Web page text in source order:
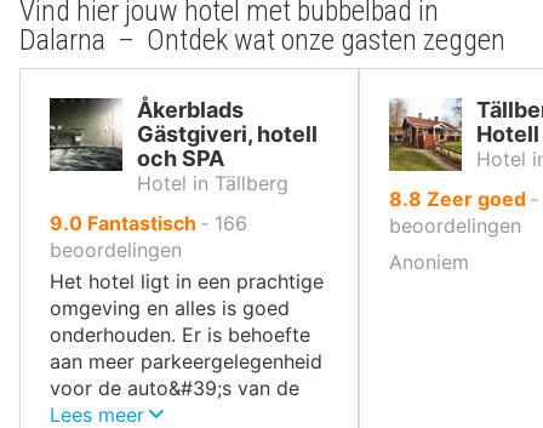
Vind hier jouw hotel met bubbelbad in
Dalarna – Ontdek wat onze gasten zeggen
Åkerblads
Gästgiveri, hotell
och SPA
Hotel in Tällberg
9.0uit
10
Fantastisch ‐ 166
beoordelingen
Het hotel ligt in een prachtige
omgeving en alles is goed
onderhouden. Er is behoefte
aan meer parkeergelegenheid
voor de auto&#39;s van de
gasten.
Lees meer
Hotell
Hotel
8.8 uit
10
Zeer goed ‐
beoordelingen
Anoniem